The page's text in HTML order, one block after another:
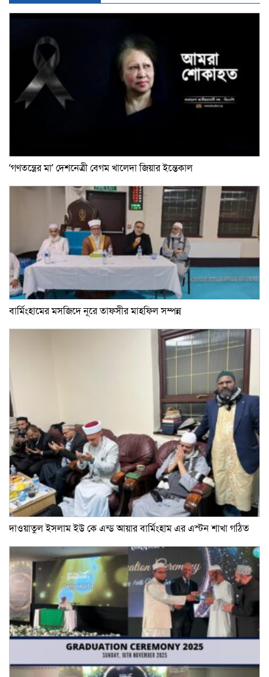
‘গণতন্ত্রের মা’ দেশনেত্রী বেগম খালেদা জিয়ার ইন্তেকাল
বার্মিংহামের মসজিদে নূরে তাফসীর মাহফিল সম্পন্ন
দাওয়াতুল ইসলাম ইউ কে এন্ড আয়ার বার্মিংহাম এর এস্টন শাখা গঠিত